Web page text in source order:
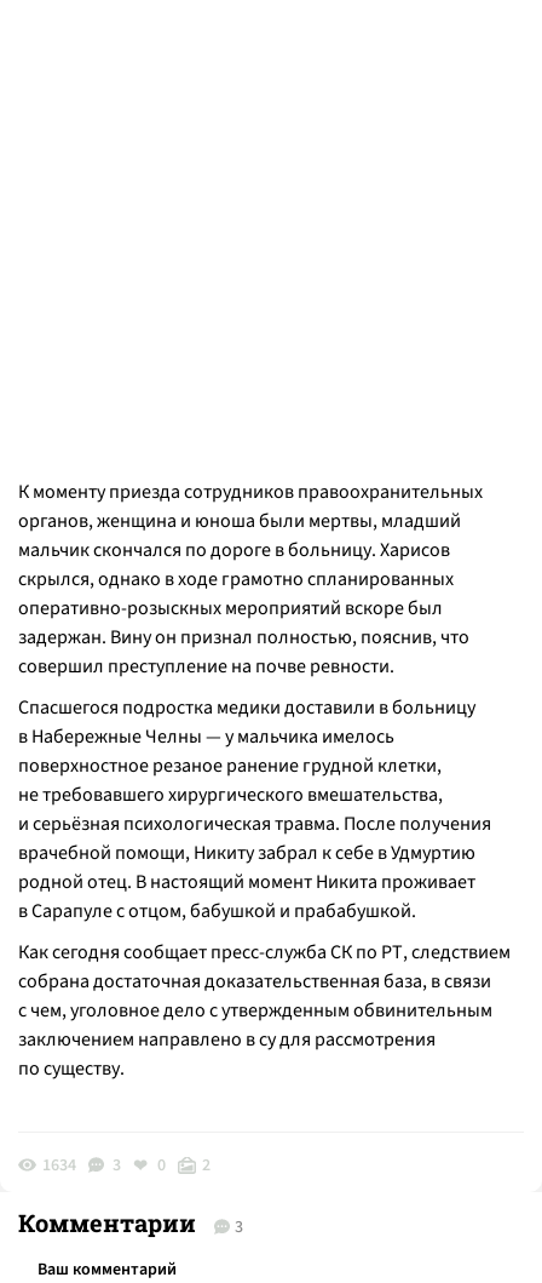
К моменту приезда сотрудников правоохранительных
органов, женщина и юноша были мертвы, младший
мальчик скончался по дороге в больницу. Харисов
скрылся, однако в ходе грамотно спланированных
оперативно-розыскныхмероприятий вскоре был
задержан. Вину он признал полностью, пояснив, что
совершил преступление на почве ревности.
Спасшегося подростка медики доставили в больницу
в Набережные Челны — у мальчика имелось
поверхностное резаное ранение грудной клетки,
не требовавшего хирургического вмешательства,
и серьёзная психологическая травма. После получения
врачебной помощи, Никиту забрал к себе в Удмуртию
родной отец. В настоящий момент Никита проживает
в Сарапуле с отцом, бабушкой и прабабушкой.
Как сегодня сообщаетпресс-службаСК по РТ, следствием
собрана достаточная доказательственная база, в связи
с чем, уголовное дело с утвержденным обвинительным
заключением направлено в су для рассмотрения
по существу.
1634 3 0 2
Комментарии 3